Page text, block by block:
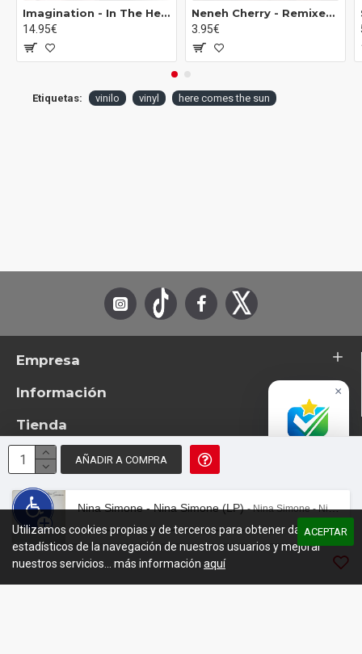
AÑADIR A COMPRA
Nina Simone - Nina Simone (LP) - Nina Simone - Nina Simone (LP)
00:00 /01:34
Imagination - In The Heat Of The Night (LP)*
14.95€
Neneh Cherry ‎- Remixes (12")
3.95€
Etiquetas: vinilo vinyl here comes the sun
Empresa
Información
Tienda
© 2026 - TotemTanz.com. Todos los derechos reservados
Diseño: InterIberica
ACEPTAR
Utilizamos cookies propias y de terceros para obtener datos
estadísticos de la navegación de nuestros usuarios y mejorar
nuestros servicios... más información aquí
×
4.8 / 5